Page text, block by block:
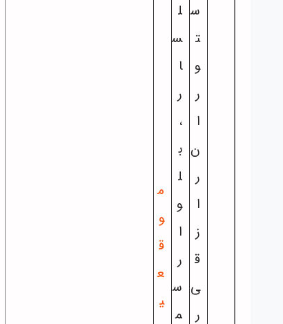
س
ت
و
ر
ا
ن
ر
ا
ز
ق
ی
ر
ل
س
ا
ر
،
ب
ل
و
ا
ر
س
م
م
و
ق
ع
ی